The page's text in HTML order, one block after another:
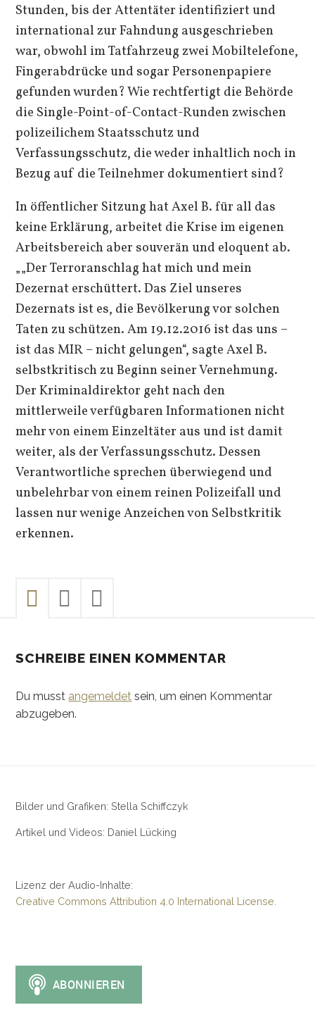
Stunden, bis der Attentäter identifiziert und
international zur Fahndung ausgeschrieben
war, obwohl im Tatfahrzeug zwei Mobiltelefone,
Fingerabdrücke und sogar Personenpapiere
gefunden wurden? Wie rechtfertigt die Behörde
die Single-Point-of-Contact-Runden zwischen
polizeilichem Staatsschutz und
Verfassungsschutz, die weder inhaltlich noch in
Bezug auf die Teilnehmer dokumentiert sind?
In öffentlicher Sitzung hat Axel B. für all das
keine Erklärung, arbeitet die Krise im eigenen
Arbeitsbereich aber souverän und eloquent ab.
„„Der Terroranschlag hat mich und mein
Dezernat erschüttert. Das Ziel unseres
Dezernats ist es, die Bevölkerung vor solchen
Taten zu schützen. Am 19.12.2016 ist das uns –
ist das MIR – nicht gelungen“, sagte Axel B.
selbstkritisch zu Beginn seiner Vernehmung.
Der Kriminaldirektor geht nach den
mittlerweile verfügbaren Informationen nicht
mehr von einem Einzeltäter aus und ist damit
weiter, als der Verfassungsschutz. Dessen
Verantwortliche sprechen überwiegend und
unbelehrbar von einem reinen Polizeifall und
lassen nur wenige Anzeichen von Selbstkritik
erkennen.
SCHREIBE EINEN KOMMENTAR
Du musst angemeldet sein, um einen Kommentar
abzugeben.
Bilder und Grafiken: Stella Schiffczyk
Artikel und Videos: Daniel Lücking
Lizenz der Audio-Inhalte:
Creative Commons Attribution 4.0 International License.